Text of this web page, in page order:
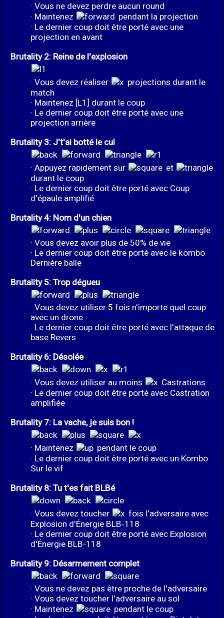
· Vous ne devez perdre aucun round
· Maintenez
pendant la projection
· Le dernier coup doit être porté avec une
projection en avant
Brutality 2: Reine de l'explosion
· Vous devez réaliser
projections durant le
match
· Maintenez [L1] durant le coup
· Le dernier coup doit être porté avec une
projection arrière
Brutality 3: J't'ai botté le cul
· Appuyez rapidement sur
et
durant le coup
· Le dernier coup doit être porté avec Coup
d'épaule amplifié
Brutality 4: Nom d'un chien
· Vous devez avoir plus de 50% de vie
· Le dernier coup doit être porté avec le kombo
Dernière balle
Brutality 5: Trop dégueu
· Vous devez utiliser 5 fois n'importe quel coup
avec un drone
· Le dernier coup doit être porté avec l'attaque de
base Revers
Brutality 6: Désolée
· Vous devez utiliser au moins
Castrations
· Le dernier coup doit être porté avec Castration
amplifiée
Brutality 7: La vache, je suis bon !
· Maintenez
pendant le coup
· Le dernier coup doit être porté avec un Kombo
Sur le vif
Brutality 8: Tu t'es fait BLBé
· Vous devez toucher
fois l'adversaire avec
Explosion d'Énergie BLB-118
· Le dernier coup doit être porté avec Explosion
d'Énergie BLB-118
Brutality 9: Désarmement complet
· Vous ne devez pas être proche de l'adversaire
· Vous devez toucher l'adversaire au sol
· Maintenez
pendant le coup